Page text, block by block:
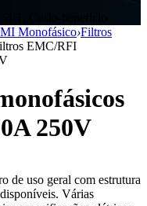
Monofásico›Filtros
EMC/RFI
250V
de uso geral com estrutura
Várias